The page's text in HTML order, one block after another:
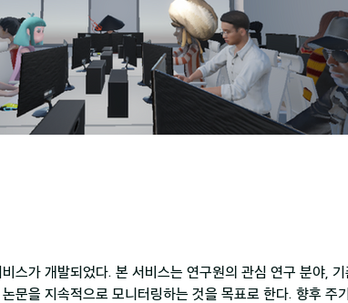
스가 개발되었다. 본 서비스는 연구원의 관심 연구 분야, 기
문을 지속적으로 모니터링하는 것을 목표로 한다. 향후 주